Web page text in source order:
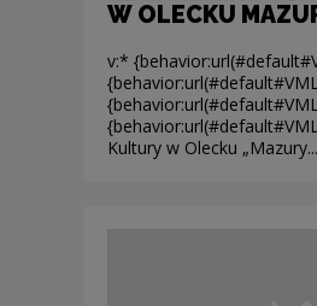
W OLECKU
v:*
Kultury w Olecku „Mazury...